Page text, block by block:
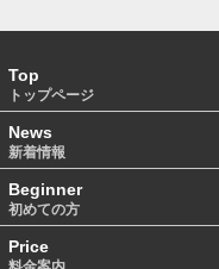
Top
トップページ
News
新着情報
Beginner
初めての方
Price